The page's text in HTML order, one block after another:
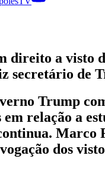
direito a visto
secretário de
Trump
relação a
Marco
dos